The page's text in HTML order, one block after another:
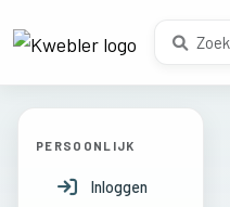
PERSOONLIJK
Inloggen